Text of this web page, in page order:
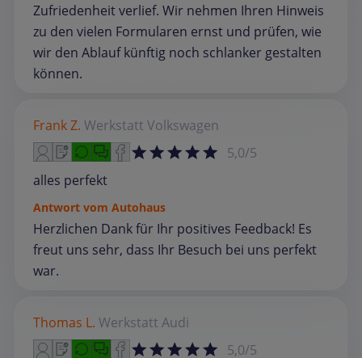
Zufriedenheit verlief. Wir nehmen Ihren Hinweis
zu den vielen Formularen ernst und prüfen, wie
wir den Ablauf künftig noch schlanker gestalten
können.
Frank Z. Werkstatt Volkswagen
5,0/5
alles perfekt
Antwort vom Autohaus
Herzlichen Dank für Ihr positives Feedback! Es
freut uns sehr, dass Ihr Besuch bei uns perfekt
war.
Thomas L. Werkstatt Audi
5,0/5